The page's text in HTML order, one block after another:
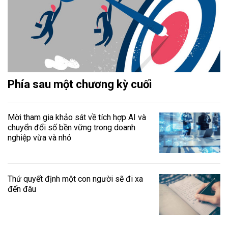
Phía sau một chương kỳ cuối
Mời tham gia khảo sát về tích hợp AI và
chuyển đổi số bền vững trong doanh
nghiệp vừa và nhỏ
Thứ quyết định một con người sẽ đi xa
đến đâu